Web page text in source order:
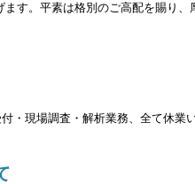
す。平素は格別のご高配を賜り
・現場調査・解析業務、全て休業